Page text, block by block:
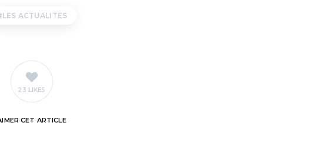
LES ACTUALITES
23 LIKES
CET ARTICLE